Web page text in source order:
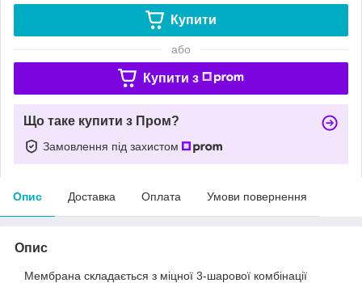
Купити
або
Купити з
Що таке купити з Пром?
Замовлення під захистом
Опис Доставка Оплата Умови повернення
Опис
Мембрана складається з міцної 3-шарової комбінації